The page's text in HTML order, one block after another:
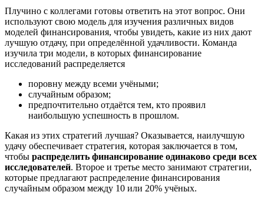
Плучино с коллегами готовы ответить на этот вопрос. Они
используют свою модель для изучения различных видов
моделей финансирования, чтобы увидеть, какие из них дают
лучшую отдачу, при определённой удачливости. Команда
изучила три модели, в которых финансирование
исследований распределяется
поровну между всеми учёными;
случайным образом;
предпочтительно отдаётся тем, кто проявил
наибольшую успешность в прошлом.
Какая из этих стратегий лучшая? Оказывается, наилучшую
удачу обеспечивает стратегия, которая заключается в том,
чтобы распределить финансирование одинаково среди всех
исследователей. Второе и третье место занимают стратегии,
которые предлагают распределение финансирования
случайным образом между 10 или 20% учёных.